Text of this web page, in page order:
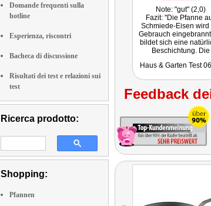
Domande frequenti sulla
hotline
Esperienza, riscontri
Bacheca di discussione
Risultati dei test e relazioni sui
test
Ricerca prodotto:
Shopping:
Pfannen
Note: "gut" (2,0)
Fazit: "Die Pfanne
Schmiede-Eisen wird
Gebrauch
bildet sich eine
Beschichtung. Die
Bratgut und
Haus & Garten Test
Feedback